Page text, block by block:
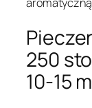
250
10-15